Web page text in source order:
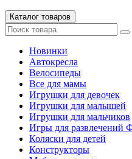
Каталог товаров
Новинки
Автокресла
Велосипеды
Все для мамы
Игрушки для девочек
Игрушки для малышей
Игрушки для мальчиков
Игры для развлечений
Коляски для детей
Конструкторы